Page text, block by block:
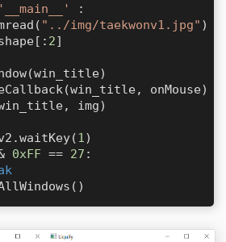
'__main__'
:
"../img/taekwonv1.jpg" )
2]
onMouse)
img)
1)
0xFF == 27 :